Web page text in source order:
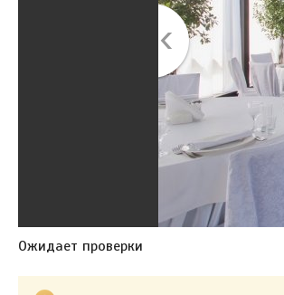
Ожидает проверки